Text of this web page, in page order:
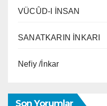
VÜCÛD-I İNSAN
SANATKARIN İNKARI
Nefiy /İnkar
Son Yorumlar